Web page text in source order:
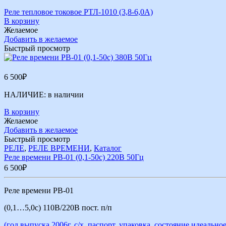
Реле тепловое токовое РТЛ-1010 (3,8-6,0А)
В корзину
Желаемое
Добавить в желаемое
Быстрый просмотр
6 500₽
НАЛИЧИЕ: в наличии
В корзину
Желаемое
Добавить в желаемое
Быстрый просмотр
РЕЛЕ, РЕЛЕ ВРЕМЕНИ, Каталог
Реле времени РВ-01 (0,1-50с) 220В 50Гц
6 500₽
Реле времени РВ-01
(0,1…5,0с) 110В/220В пост. п/п